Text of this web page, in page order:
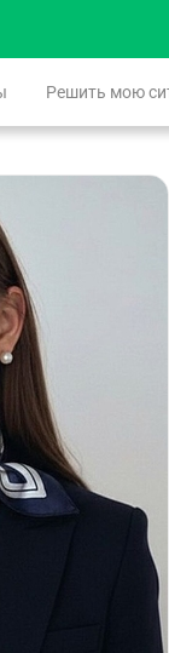
Решить мою